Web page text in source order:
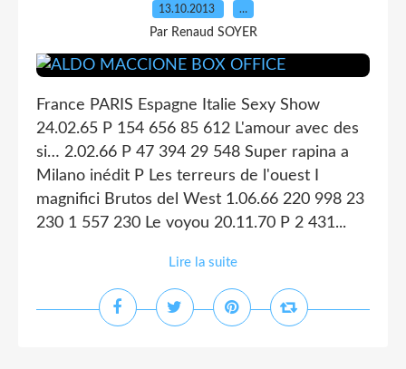
13.10.2013 …
Par Renaud SOYER
France PARIS Espagne Italie Sexy Show
24.02.65 P 154 656 85 612 L'amour avec des
si… 2.02.66 P 47 394 29 548 Super rapina a
Milano inédit P Les terreurs de l'ouest I
magnifici Brutos del West 1.06.66 220 998 23
230 1 557 230 Le voyou 20.11.70 P 2 431...
Lire la suite